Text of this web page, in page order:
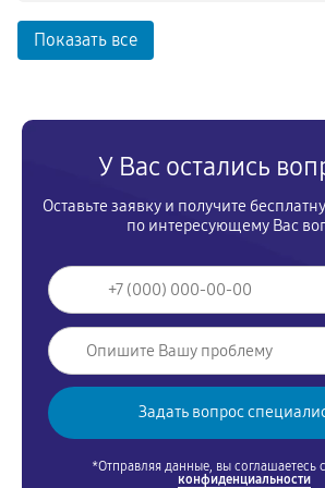
Показать все
У Вас остались
Оставьте заявку и получите
по интересующему Вас
*Отправляя данные, вы соглашаетесь с
конфиденциальности